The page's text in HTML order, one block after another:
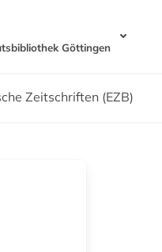
Göttingen
Zeitschriften (EZB)